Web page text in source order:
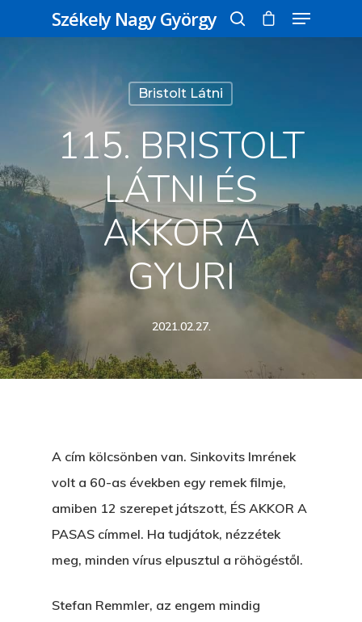
Üss egy entert a kereséshez, vagy nyomd
meg az ESC gombot a bezáráshoz
Székely Nagy György
Bristolt Látni
115. BRISTOLT
LÁTNI ÉS
AKKOR A
GYURI
2021.02.27.
A cím kölcsönben van. Sinkovits Imrének
volt a 60-as években egy remek filmje,
amiben 12 szerepet játszott, ÉS AKKOR A
PASAS címmel. Ha tudjátok, nézzétek
meg, minden vírus elpusztul a röhögéstől.
Stefan Remmler, az engem mindig